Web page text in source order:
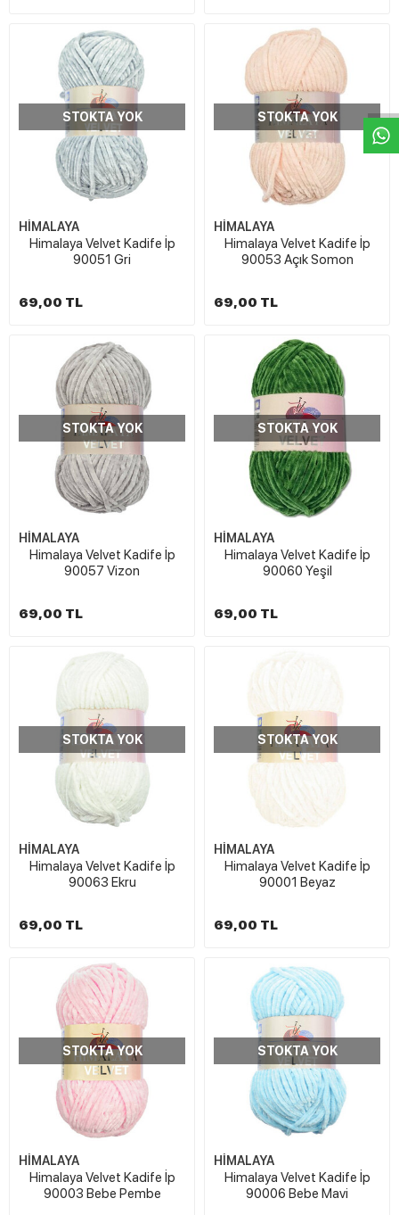
STOKTA YOK
HİMALAYA
Himalaya Velvet Kadife İp
90051 Gri
69,00 TL
STOKTA YOK
HİMALAYA
Himalaya Velvet Kadife İp
90053 Açık Somon
69,00 TL
STOKTA YOK
HİMALAYA
Himalaya Velvet Kadife İp
90057 Vizon
69,00 TL
STOKTA YOK
HİMALAYA
Himalaya Velvet Kadife İp
90060 Yeşil
69,00 TL
STOKTA YOK
HİMALAYA
Himalaya Velvet Kadife İp
90063 Ekru
69,00 TL
STOKTA YOK
HİMALAYA
Himalaya Velvet Kadife İp
90001 Beyaz
69,00 TL
STOKTA YOK
HİMALAYA
Himalaya Velvet Kadife İp
90003 Bebe Pembe
STOKTA YOK
HİMALAYA
Himalaya Velvet Kadife İp
90006 Bebe Mavi